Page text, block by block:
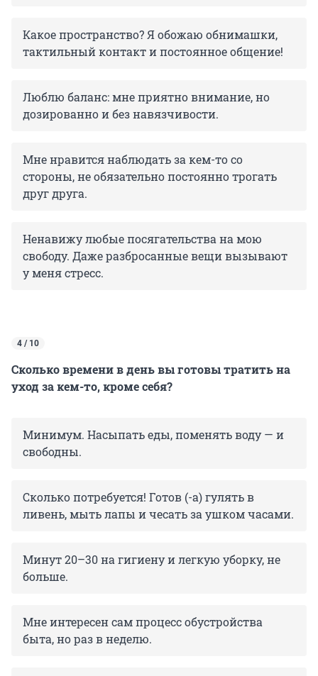
Какое пространство? Я обожаю обнимашки,
тактильный контакт и постоянное общение!
Люблю баланс: мне приятно внимание, но
дозированно и без навязчивости.
Мне нравится наблюдать за кем-то со
стороны, не обязательно постоянно трогать
друг друга.
Ненавижу любые посягательства на мою
свободу. Даже разбросанные вещи вызывают
у меня стресс.
4 / 10
Сколько времени в день вы готовы тратить на
уход за кем-то, кроме себя?
Минимум. Насыпать еды, поменять воду — и
свободны.
Сколько потребуется! Готов (-а) гулять в
ливень, мыть лапы и чесать за ушком часами.
Минут 20–30 на гигиену и легкую уборку, не
больше.
Мне интересен сам процесс обустройства
быта, но раз в неделю.